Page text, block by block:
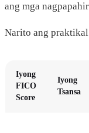
ang mga
Narito ang
Iyong
FICO
Score
Iyong
Tsansa